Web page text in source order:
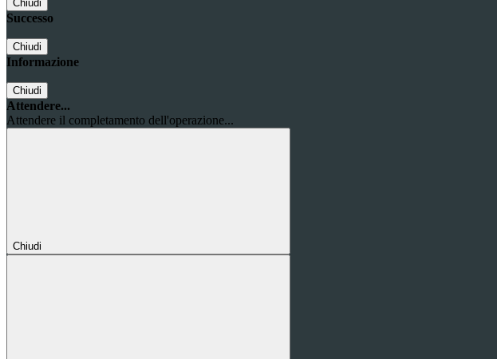
Chiudi
Successo
Chiudi
Informazione
Chiudi
Attendere...
Attendere il completamento dell'operazione...
Chiudi